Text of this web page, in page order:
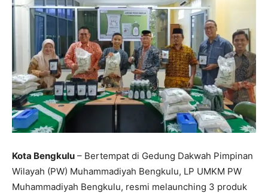
Kota Bengkulu – Bertempat di Gedung Dakwah Pimpinan
Wilayah (PW) Muhammadiyah Bengkulu, LP UMKM PW
Muhammadiyah Bengkulu, resmi melaunching 3 produk